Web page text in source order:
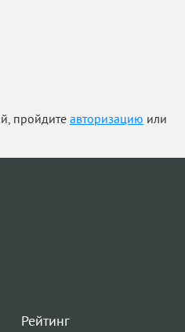
пройдите авторизацию или
Рейтинг